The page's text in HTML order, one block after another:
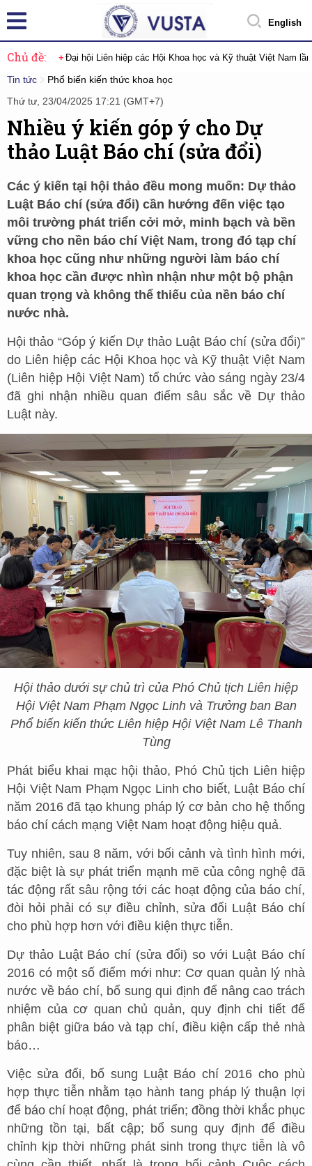
English
Chủ đề: Đại hội Liên hiệp các Hội Khoa học và Kỹ thuật Việt Nam
Tin tức
Phổ biến kiến thức khoa học
Thứ tư, 23/04/2025 17:21 (GMT+7)
Nhiều ý kiến góp ý cho Dự
thảo Luật Báo chí (sửa đổi)
Các ý kiến tại hội thảo đều mong muốn: Dự thảo
Luật Báo chí (sửa đổi) cần hướng đến việc tạo
môi trường phát triển cởi mở, minh bạch và bền
vững cho nền báo chí Việt Nam, trong đó tạp chí
khoa học cũng như những người làm báo chí
khoa học cần được nhìn nhận như một bộ phận
quan trọng và không thể thiếu của nền báo chí
nước nhà.
Hội thảo “Góp ý kiến Dự thảo Luật Báo chí (sửa đổi)”
do Liên hiệp các Hội Khoa học và Kỹ thuật Việt Nam
(Liên hiệp Hội Việt Nam) tổ chức vào sáng ngày 23/4
đã ghi nhận nhiều quan điểm sâu sắc về Dự thảo
Luật này.
Hội thảo dưới sự chủ trì của Phó Chủ tịch Liên hiệp
Hội Việt Nam Phạm Ngọc Linh và Trưởng ban Ban
Phổ biến kiến thức Liên hiệp Hội Việt Nam Lê Thanh
Tùng
Phát biểu khai mạc hội thảo, Phó Chủ tịch Liên hiệp
Hội Việt Nam Phạm Ngọc Linh cho biết, Luật Báo chí
năm 2016 đã tạo khung pháp lý cơ bản cho hệ thống
báo chí cách mạng Việt Nam hoạt động hiệu quả.
Tuy nhiên, sau 8 năm, với bối cảnh và tình hình mới,
đặc biệt là sự phát triển mạnh mẽ của công nghệ đã
tác động rất sâu rộng tới các hoạt động của báo chí,
đòi hỏi phải có sự điều chỉnh, sửa đổi Luật Báo chí
cho phù hợp hơn với điều kiện thực tiễn.
Dự thảo Luật Báo chí (sửa đổi) so với Luật Báo chí
2016 có một số điểm mới như: Cơ quan quản lý nhà
nước về báo chí, bổ sung qui định để nâng cao trách
nhiệm của cơ quan chủ quản, quy định chi tiết để
phân biệt giữa báo và tạp chí, điều kiện cấp thẻ nhà
báo…
Việc sửa đổi, bổ sung Luật Báo chí 2016 cho phù
hợp thực tiễn nhằm tạo hành tang pháp lý thuận lợi
để báo chí hoạt động, phát triển; đồng thời khắc phục
những tồn tại, bất cập; bổ sung quy định để điều
chỉnh kịp thời những phát sinh trong thực tiễn là vô